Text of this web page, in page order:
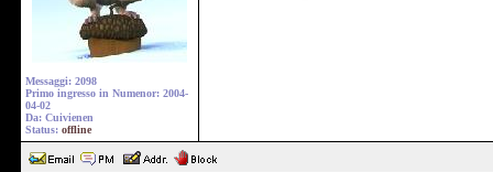
Messaggi: 2098
Primo ingresso in Numenor: 2004-
04-02
Da: Cuivienen
Status: offline